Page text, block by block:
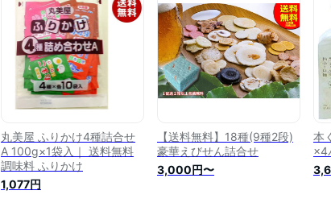
丸美屋 ふりかけ4種詰合せ
A 100g×1袋入｜ 送料無料
調味料 ふりかけ
1,077円
【送料無料】18種(9種2段)
豪華えびせん詰合せ
3,000円〜
本
×4